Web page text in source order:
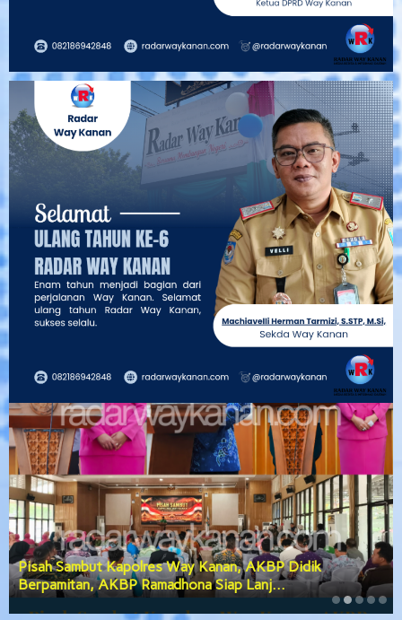
Pisah Sambut Kapolres Way Kanan, AKBP Didik
Berpamitan, AKBP Ramadhona Siap Lanj…